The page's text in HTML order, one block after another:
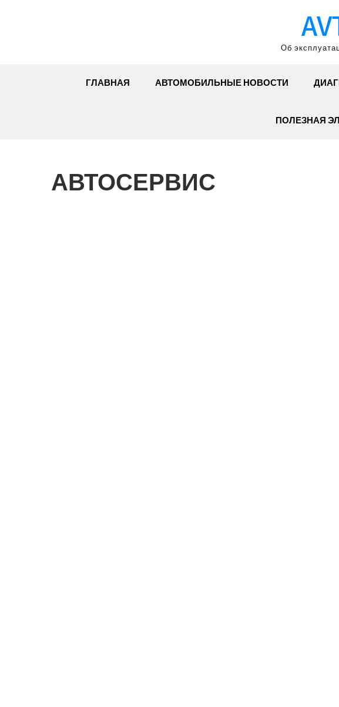
Об
ГЛАВНАЯ АВТОМОБИЛЬНЫЕ НОВОСТИ
ПОЛЕЗНАЯ
АВТОСЕРВИС